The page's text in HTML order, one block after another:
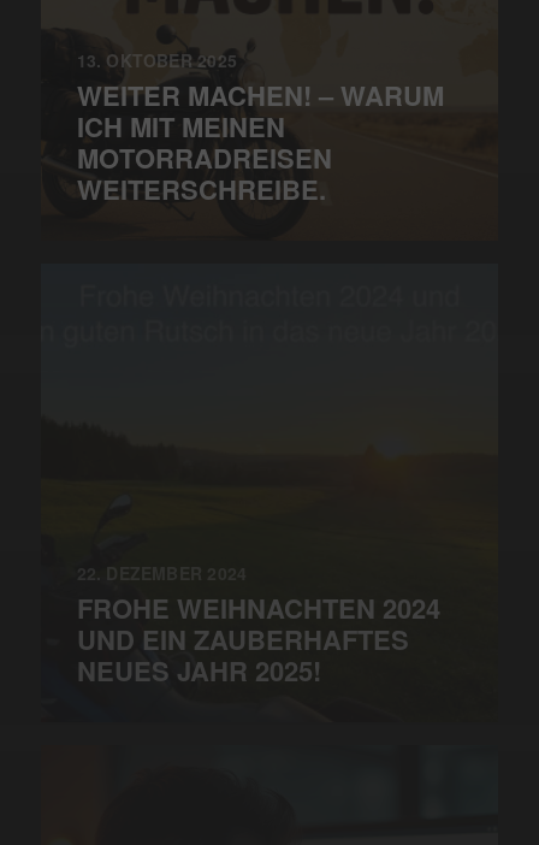
13. OKTOBER 2025
WEITER MACHEN! – WARUM
ICH MIT MEINEN
MOTORRADREISEN
WEITERSCHREIBE.
22. DEZEMBER 2024
FROHE WEIHNACHTEN 2024
UND EIN ZAUBERHAFTES
NEUES JAHR 2025!